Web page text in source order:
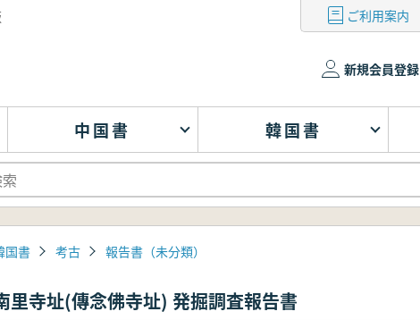
ご利用案内
新規会員登録
中国書 韓国書
国書 考古 報告書（未分類）
里寺址(傳念佛寺址) 発掘調査報告書